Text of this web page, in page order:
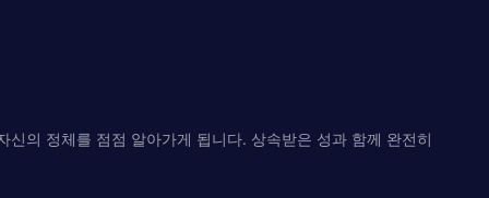
의 정체를 점점 알아가게 됩니다. 상속받은 성과 함께 완전히